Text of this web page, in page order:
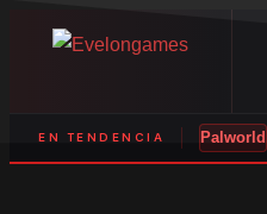
Saltar
EN TENDENCIA Palworld